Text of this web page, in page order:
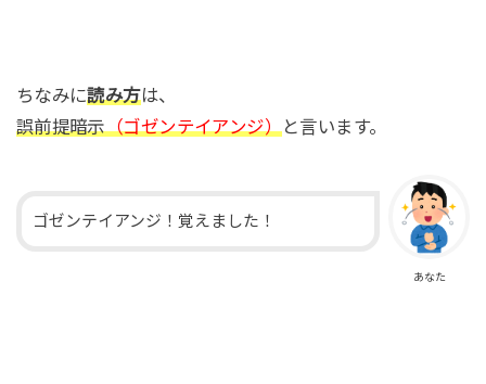
ちなみに読み方は、
誤前提暗示（ゴゼンテイアンジ）と言います。
あなた
ゴゼンテイアンジ！覚えました！